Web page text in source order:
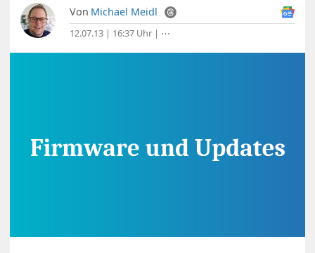
Von Michael Meidl
12.07.13 | 16:37 Uhr | ⋯